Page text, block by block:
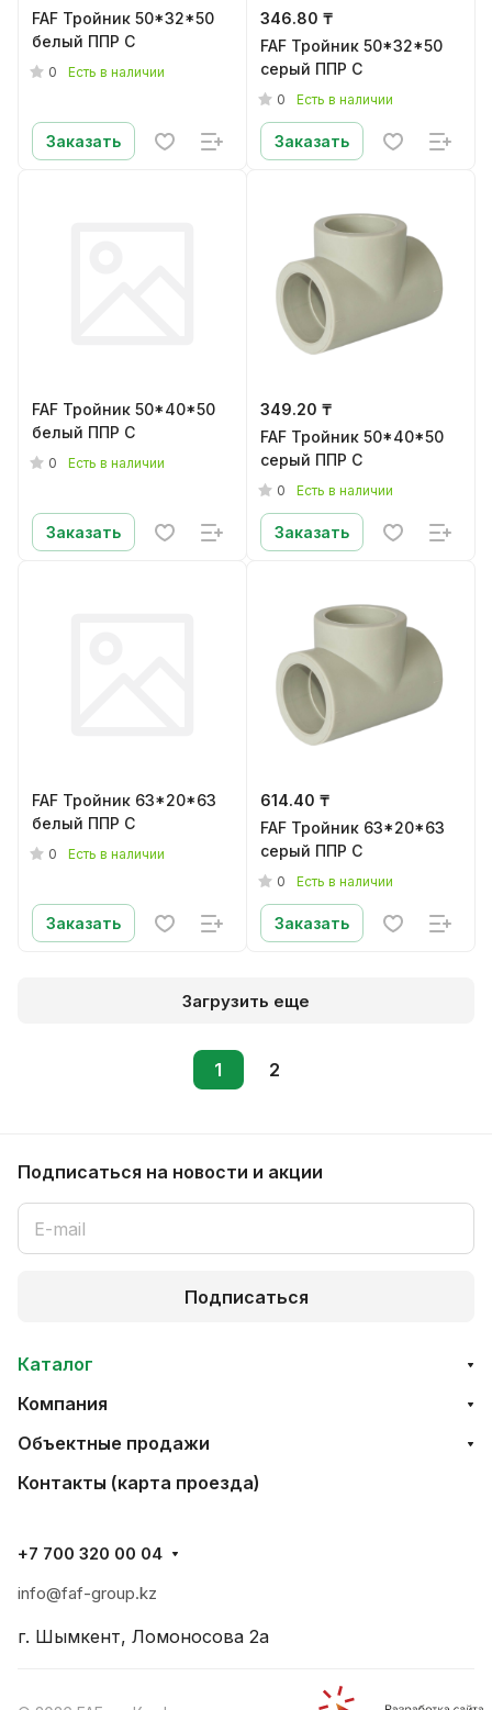
FAF Тройник 50*32*50
белый ППР C
0 Есть в наличии
Заказать
346.80 ₸
FAF Тройник 50*32*50
серый ППР C
0 Есть в наличии
Заказать
FAF Тройник 50*40*50
белый ППР C
0 Есть в наличии
Заказать
349.20 ₸
FAF Тройник 50*40*50
серый ППР C
0 Есть в наличии
Заказать
FAF Тройник 63*20*63
белый ППР C
0 Есть в наличии
Заказать
614.40 ₸
FAF Тройник 63*20*63
серый ППР C
0 Есть в наличии
Заказать
Загрузить еще
1 2
Подписаться на новости и акции
Подписаться
Каталог
Компания
Объектные продажи
Контакты (карта проезда)
+7 700 320 00 04
info@faf-group.kz
г. Шымкент, Ломоносова 2а